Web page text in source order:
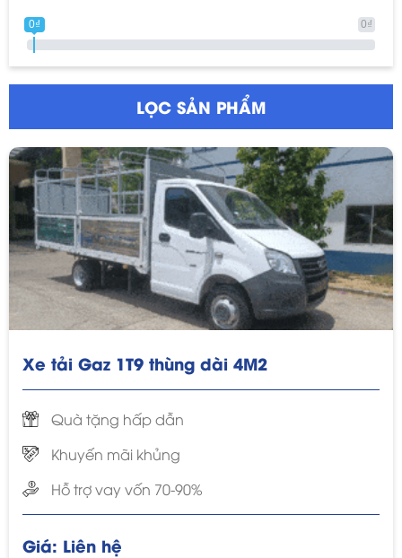
0₫
0₫
LỌC SẢN PHẨM
Xe tải Gaz 1T9 thùng dài 4M2
Quà tặng hấp dẫn
Khuyến mãi khủng
Hỗ trợ vay vốn 70-90%
Giá: Liên hệ